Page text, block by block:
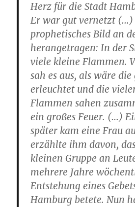
Herz für die Stadt
Er war gut vernetzt (…)
prophetisches Bild an
herangetragen: In der
viele kleine Flammen.
sah es aus, als wäre
erleuchtet und die
Flammen sahen
ein großes Feuer. (…)
später kam eine Frau
erzählte ihm davon,
kleinen Gruppe an
mehrere Jahre
Entstehung eines
Hamburg betete. Nun